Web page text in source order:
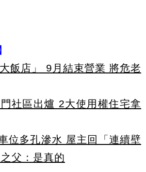
飯店」 9月結束營業 將危老
社區出爐 2大使用權住宅拿
位多孔滲水 屋主回「連續壁
父：是真的